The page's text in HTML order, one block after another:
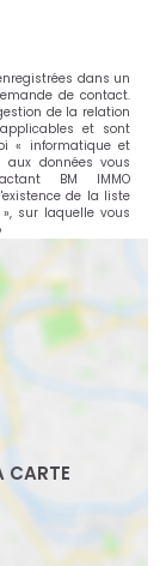
dans un
de contact.
de la relation
et sont
« informatique et
aux données vous
BM IMMO
de la liste
sur laquelle vous